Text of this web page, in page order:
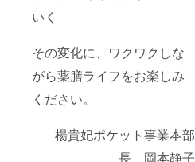
いく
その変化に、ワクワクしな
がら薬膳ライフをお楽しみ
ください。
楊貴妃ポケット事業本部
長 岡本静子